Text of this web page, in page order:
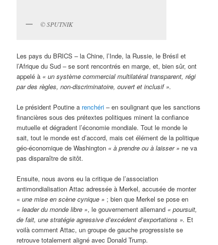
© SPUTNIK
Les pays du BRICS – la Chine, l’Inde, la Russie, le Brésil et
l’Afrique du Sud – se sont rencontrés en marge, et, bien sûr, ont
appelé à « un système commercial multilatéral transparent, régi
par des règles, non-discriminatoire, ouvert et inclusif ».
Le président Poutine a renchéri – en soulignant que les sanctions
financières sous des prétextes politiques minent la confiance
mutuelle et dégradent l’économie mondiale. Tout le monde le
sait, tout le monde est d’accord, mais cet élément de la politique
géo-économique de Washington « à prendre ou à laisser » ne va
pas disparaître de sitôt.
Ensuite, nous avons eu la critique de l’association
antimondialisation Attac adressée à Merkel, accusée de monter
« une mise en scène cynique » ; bien que Merkel se pose en
« leader du monde libre », le gouvernement allemand « poursuit,
de fait, une stratégie agressive d’excédent d’exportations ». Et
voilà comment Attac, un groupe de gauche progressiste se
retrouve totalement aligné avec Donald Trump.